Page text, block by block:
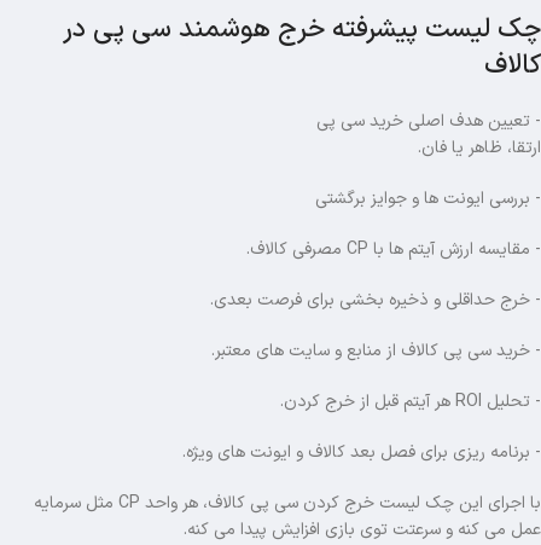
چک لیست پیشرفته خرج هوشمند سی پی در
کالاف
- تعیین هدف اصلی خرید سی پی
ارتقا، ظاهر یا فان.
- بررسی ایونت ها و جوایز برگشتی
- مقایسه ارزش آیتم ها با CP مصرفی کالاف.
- خرج حداقلی و ذخیره بخشی برای فرصت بعدی.
- خرید سی پی کالاف از منابع و سایت های معتبر.
- تحلیل ROI هر آیتم قبل از خرج کردن.
- برنامه ریزی برای فصل بعد کالاف و ایونت های ویژه.
با اجرای این چک لیست خرج کردن سی پی کالاف، هر واحد CP مثل سرمایه
عمل می کنه و سرعتت توی بازی افزایش پیدا می کنه.